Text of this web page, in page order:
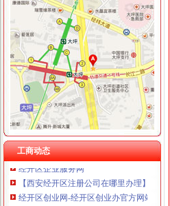
工商动态
经开区办公司
长沙经济技术开发区投资有限公司|经开区|
合肥经开区卫计办春节问品采购国家级合
中共怀化经开区工作委员会办公室怀化
中共怀化经开区工委办公室怀化经开区
上饶经开区供电服务中心：造“一站式”服
长寿经济技术开发区管理委员会|长寿经开
经开区-搜百科
经开区企业服务网
【西安经开区注册公司在哪里办理】价格
经开区创业网-经开区创业办官方网站
去经开区一些银行可申办工商执照_新浪新